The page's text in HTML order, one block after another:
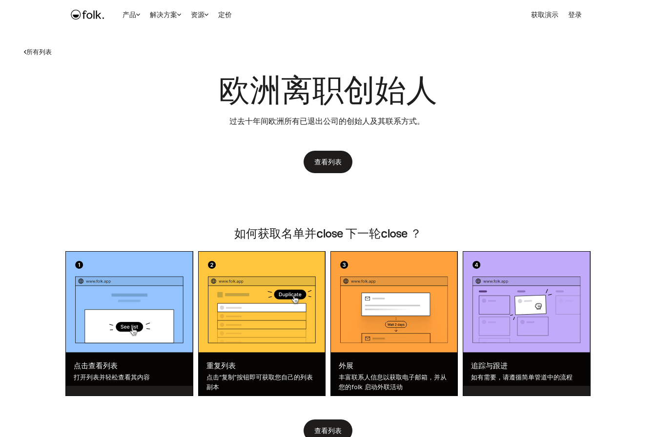
产品 解决方案 资源 定价 获取演示 登录
所有列表
欧洲离职创始人
过去十年间欧洲所有已退出公司的创始人及其联系方式。
查看列表
如何获取名单并close 下一轮close ？
点击查看列表
打开列表并轻松查看其内容
重复列表
点击“复制”按钮即可获取您自己的列表
副本
外展
丰富联系人信息以获取电子邮箱，并从
您的folk 启动外联活动
追踪与跟进
如有需要，请遵循简单管道中的流程
查看列表